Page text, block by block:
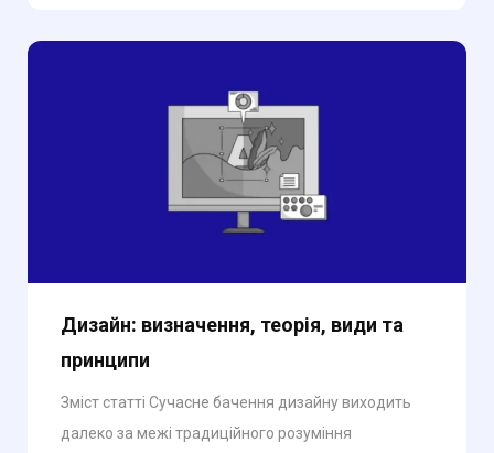
Дизайн: визначення, теорія, види та
принципи
Зміст статті Сучасне бачення дизайну виходить
далеко за межі традиційного розуміння